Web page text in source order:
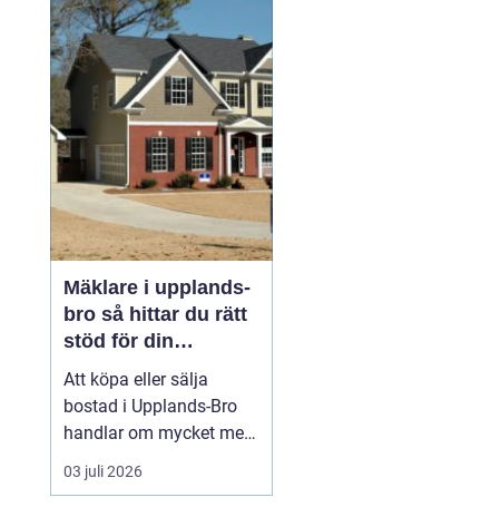
Mäklare i upplands-
bro så hittar du rätt
stöd för din
bostadsaffär
Att köpa eller sälja
bostad i Upplands-Bro
handlar om mycket mer
än kvadratmeter och
slutpris. Kommunen
03 juli 2026